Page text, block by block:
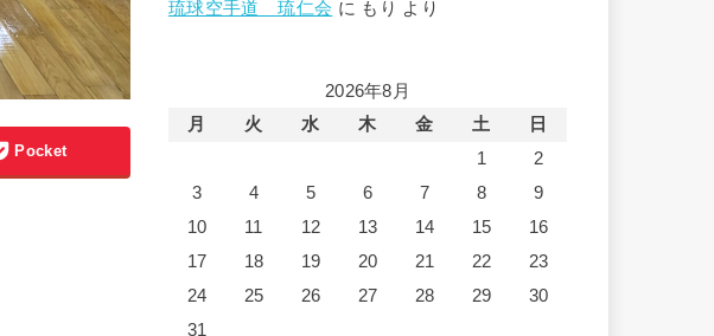
Pocket
琉球空手道 琉仁会 に もり より
2026年8月
月
火 水 木 金 土
日
1
2
3
4 5 6 7 8
9
10
11 12 13 14 15
16
17
18 19 20 21 22
23
24
25 26 27 28 29
30
31